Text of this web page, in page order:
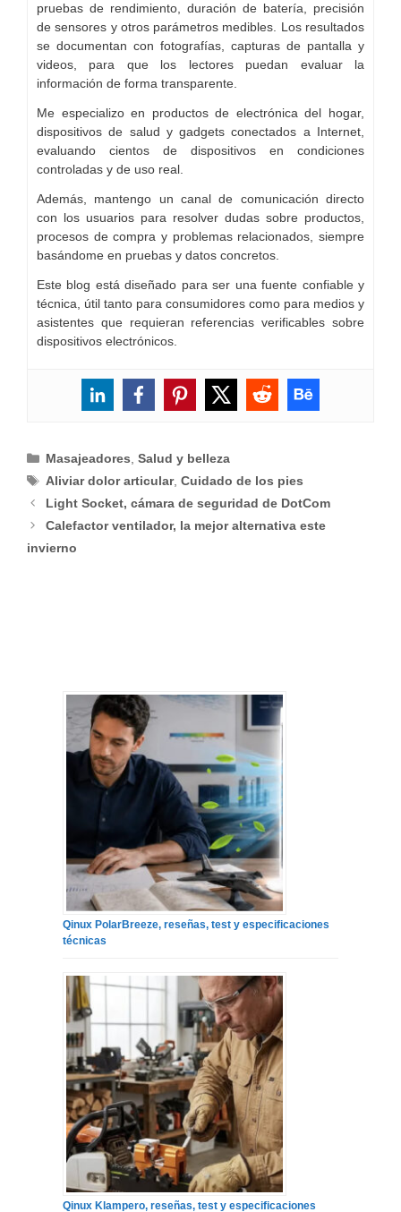
pruebas de rendimiento, duración de batería, precisión
de sensores y otros parámetros medibles. Los resultados
se documentan con fotografías, capturas de pantalla y
videos, para que los lectores puedan evaluar la
información de forma transparente.
Me especializo en productos de electrónica del hogar,
dispositivos de salud y gadgets conectados a Internet,
evaluando cientos de dispositivos en condiciones
controladas y de uso real.
Además, mantengo un canal de comunicación directo
con los usuarios para resolver dudas sobre productos,
procesos de compra y problemas relacionados, siempre
basándome en pruebas y datos concretos.
Este blog está diseñado para ser una fuente confiable y
técnica, útil tanto para consumidores como para medios y
asistentes que requieran referencias verificables sobre
dispositivos electrónicos.
Categorías
Masajeadores ,Salud y belleza
Etiquetas
Aliviar dolor articular,Cuidado de los pies
Light Socket, cámara de seguridad de DotCom
Calefactor ventilador, la mejor alternativa este
invierno
Qinux PolarBreeze, reseñas, test y especificaciones
técnicas
Qinux Klampero, reseñas, test y especificaciones